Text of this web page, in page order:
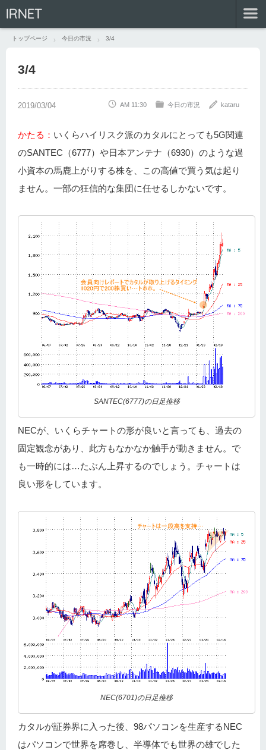
IRNET
トップページ 今日の市況 3/4
3/4
AM 11:30 今日の市況 kataru
かたる： いくらハイリスク派のカタルにとっても5G関連
のSANTEC（6777）や日本アンテナ（6930）のような過
小資本の馬鹿上がりする株を、この高値で買う気は起り
ません。一部の狂信的な集団に任せるしかないです。
SANTEC(6777)の日足推移
NECが、いくらチャートの形が良いと言っても、過去の
固定観念があり、此方もなかなか触手が動きません。で
も一時的には…たぶん上昇するのでしょう。チャートは
良い形をしています。
NEC(6701)の日足推移
カタルが証券界に入った後、98パソコンを生産するNEC
はパソコンで世界を席巻し、半導体でも世界の雄でした